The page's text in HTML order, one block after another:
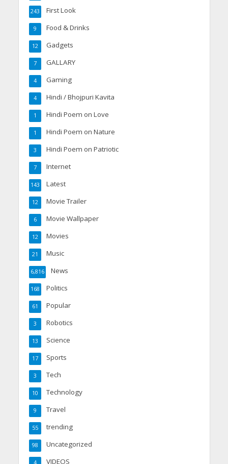
First Look
243
Food & Drinks
9
Gadgets
12
GALLARY
7
Gaming
4
Hindi / Bhojpuri Kavita
4
Hindi Poem on Love
1
Hindi Poem on Nature
1
Hindi Poem on Patriotic
3
Internet
7
Latest
143
Movie Trailer
12
Movie Wallpaper
6
Movies
12
Music
21
News
6,816
Politics
168
Popular
61
Robotics
3
Science
13
Sports
17
Tech
3
Technology
10
Travel
9
trending
55
Uncategorized
98
VIDEOS
4